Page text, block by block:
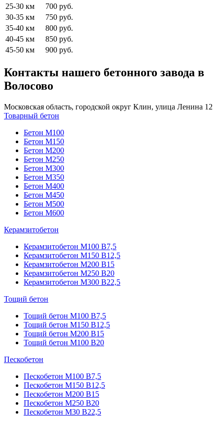
25-30 км
700 руб.
30-35 км
750 руб.
35-40 км
800 руб.
40-45 км
850 руб.
45-50 км
900 руб.
Контакты нашего бетонного завода в
Волосово
Московская область, городской округ Клин, улица Ленина 12
Товарный бетон
Бетон М100
Бетон М150
Бетон М200
Бетон М250
Бетон М300
Бетон М350
Бетон М400
Бетон М450
Бетон М500
Бетон М600
Керамзитобетон
Керамзитобетон М100 В7,5
Керамзитобетон М150 В12,5
Керамзитобетон М200 В15
Керамзитобетон М250 В20
Керамзитобетон М300 В22,5
Тощий бетон
Тощий бетон М100 В7,5
Тощий бетон М150 В12,5
Тощий бетон М200 В15
Тощий бетон М100 В20
Пескобетон
Пескобетон М100 В7,5
Пескобетон М150 В12,5
Пескобетон М200 В15
Пескобетон М250 В20
Пескобетон М30 В22,5